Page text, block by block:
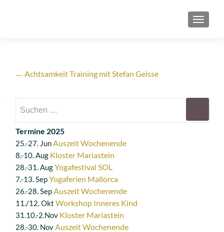
Artikel-
Navigation
← Achtsamkeit Training mit Stefan Geisse
nach:
Termine 2025
25.-27. JunAuszeit Wochenende
8.-10. Aug Kloster Mariastein
28.-31. AugYogafestival SOL
7.-13. SepYogaferien Mallorca
26.-28. SepAuszeit Wochenende
11./12. Okt Workshop Inneres Kind
31.10.-2.Nov Kloster Mariastein
28.-30. NovAuszeit Wochenende